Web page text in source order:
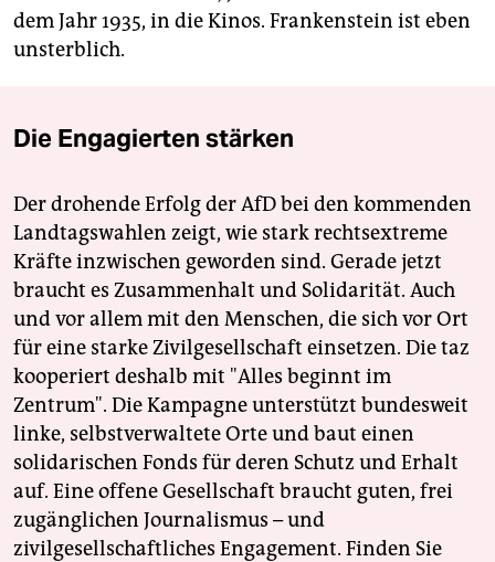
dem Jahr 1935, in die Kinos. Frankenstein ist eben
unsterblich.
Die Engagierten stärken
Der drohende Erfolg der AfD bei den kommenden
Landtagswahlen zeigt, wie stark rechtsextreme
Kräfte inzwischen geworden sind. Gerade jetzt
braucht es Zusammenhalt und Solidarität. Auch
und vor allem mit den Menschen, die sich vor Ort
für eine starke Zivilgesellschaft einsetzen. Die taz
kooperiert deshalb mit "Alles beginnt im
Zentrum". Die Kampagne unterstützt bundesweit
linke, selbstverwaltete Orte und baut einen
solidarischen Fonds für deren Schutz und Erhalt
auf. Eine offene Gesellschaft braucht guten, frei
zugänglichen Journalismus – und
zivilgesellschaftliches Engagement. Finden Sie